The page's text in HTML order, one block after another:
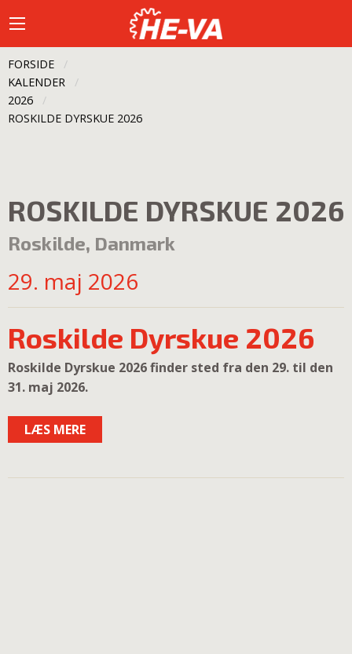
FORSIDE
KALENDER
2026
CURRENT:
ROSKILDE DYRSKUE 2026
ROSKILDE DYRSKUE 2026
Roskilde, Danmark
29. maj 2026
Roskilde Dyrskue 2026
Roskilde Dyrskue 2026 finder sted fra den 29. til den
31. maj 2026.
LÆS MERE